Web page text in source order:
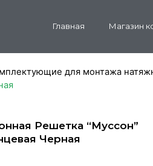
Главная Магазин
для монтажа
Решетка “Муссон”
Черная